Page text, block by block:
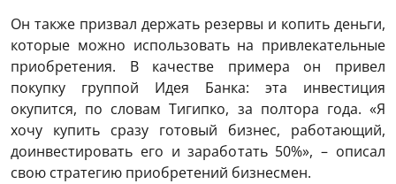
Он также призвал держать резервы и копить деньги,
которые можно использовать на привлекательные
приобретения. В качестве примера он привел
покупку группой Идея Банка: эта инвестиция
окупится, по словам Тигипко, за полтора года. «Я
хочу купить сразу готовый бизнес, работающий,
доинвестировать его и заработать 50%», – описал
свою стратегию приобретений бизнесмен.